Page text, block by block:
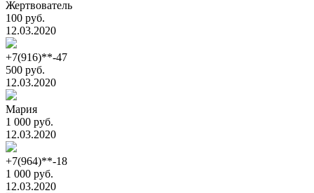
Жертвователь
100 руб.
12.03.2020
+7(916)**-47
500 руб.
12.03.2020
Мария
1 000 руб.
12.03.2020
+7(964)**-18
1 000 руб.
12.03.2020